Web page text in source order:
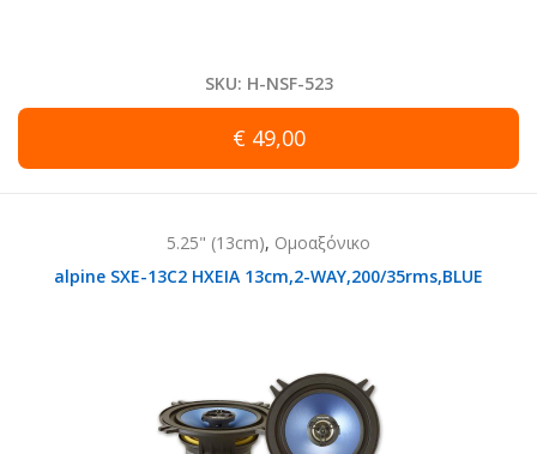
SKU: H-NSF-523
€ 49,00
5.25" (13cm), Ομοαξόνικο
alpine SXE-13C2 HXEIA 13cm,2-WAY,200/35rms,BLUE